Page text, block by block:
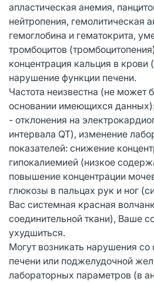
апластическая анемия,
нейтропения, гемолитическая
гемоглобина и гематокрита,
тромбоцитов
концентрация кальция в крови
нарушение функции печени.
Частота неизвестна (не может
основании имеющихся данных):
- отклонения на
интервала QT), изменение
показателей: снижение
гипокалиемией (низкое
повышение концентрации
глюкозы в пальцах рук и ног
Вас системная красная
соединительной ткани), Ваше
ухудшиться.
Могут возникать нарушения со
печени или поджелудочной
лабораторных параметров (в